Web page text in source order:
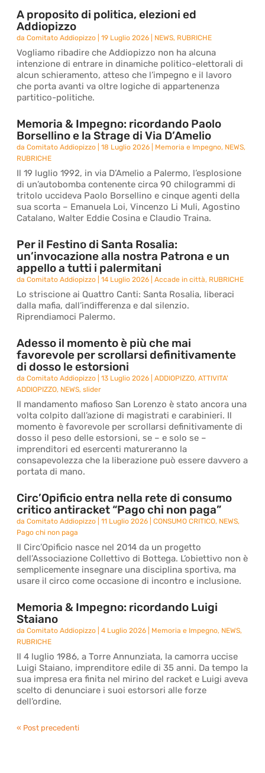
A proposito di politica, elezioni ed
Addiopizzo
daComitato Addiopizzo |19 Luglio 2026 NEWS, RUBRICHE
Vogliamo ribadire che Addiopizzo non ha alcuna
intenzione di entrare in dinamiche politico-elettorali di
alcun schieramento, atteso che l’impegno e il lavoro
che porta avanti va oltre logiche di appartenenza
partitico-politiche.
Memoria & Impegno: ricordando Paolo
Borsellino e la Strage di Via D’Amelio
daComitato Addiopizzo |18 Luglio 2026 Memoria e Impegno, NEWS,
RUBRICHE
Il 19 luglio 1992, in via D’Amelio a Palermo, l’esplosione
di un’autobomba contenente circa 90 chilogrammi di
tritolo uccideva Paolo Borsellino e cinque agenti della
sua scorta – Emanuela Loi, Vincenzo Li Muli, Agostino
Catalano, Walter Eddie Cosina e Claudio Traina.
Per il Festino di Santa Rosalia:
un’invocazione alla nostra Patrona e un
appello a tutti i palermitani
daComitato Addiopizzo |14 Luglio 2026 |Accade in città, RUBRICHE
Lo striscione ai Quattro Canti: Santa Rosalia, liberaci
dalla mafia, dall’indifferenza e dal silenzio.
Riprendiamoci Palermo.
Adesso il momento è più che mai
favorevole per scrollarsi definitivamente
di dosso le estorsioni
daComitato Addiopizzo |13 Luglio 2026 |ADDIOPIZZO,ATTIVITA'
ADDIOPIZZO, NEWS,slider
Il mandamento mafioso San Lorenzo è stato ancora una
volta colpito dall’azione di magistrati e carabinieri. Il
momento è favorevole per scrollarsi definitivamente di
dosso il peso delle estorsioni, se – e solo se –
imprenditori ed esercenti matureranno la
consapevolezza che la liberazione può essere davvero a
portata di mano.
Circ’Opificio entra nella rete di consumo
critico antiracket “Pago chi non paga”
daComitato Addiopizzo |11 Luglio 2026 |CONSUMO CRITICO, NEWS,
Pago chi non paga
Il Circ’Opificio nasce nel 2014 da un progetto
dell’Associazione Collettivo di Bottega. L’obiettivo non è
semplicemente insegnare una disciplina sportiva, ma
usare il circo come occasione di incontro e inclusione.
Memoria & Impegno: ricordando Luigi
Staiano
daComitato Addiopizzo |4 Luglio 2026 Memoria e Impegno, NEWS,
RUBRICHE
Il 4 luglio 1986, a Torre Annunziata, la camorra uccise
Luigi Staiano, imprenditore edile di 35 anni. Da tempo la
sua impresa era finita nel mirino del racket e Luigi aveva
scelto di denunciare i suoi estorsori alle forze
dell’ordine.
« Post precedenti